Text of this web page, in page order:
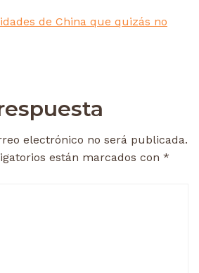
de China que quizás no
electrónico no será publicada.
están marcados con *